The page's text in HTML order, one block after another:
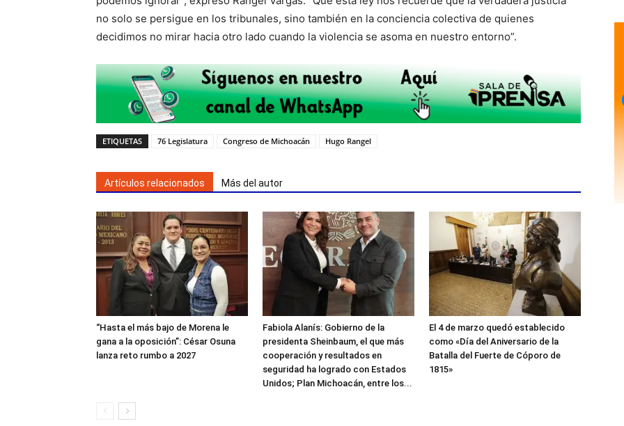
no solo se persigue en los tribunales, sino también en la conciencia colectiva de quienes
decidimos no mirar hacia otro lado cuando la violencia se asoma en nuestro entorno”.
ETIQUETAS 76 Legislatura Congreso de Michoacán Hugo Rangel
Artículos relacionados Más del autor
“Hasta el más bajo de Morena le
gana a la oposición”: César Osuna
lanza reto rumbo a 2027
Fabiola Alanís: Gobierno de la
presidenta Sheinbaum, el que más
cooperación y resultados en
seguridad ha logrado con Estados
Unidos; Plan Michoacán, entre los...
El 4 de marzo quedó establecido
como «Día del Aniversario de la
Batalla del Fuerte de Cóporo de
1815»